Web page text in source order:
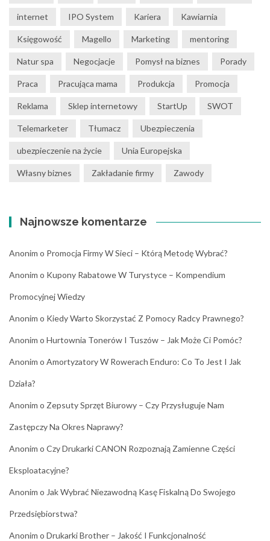
internet IPO System Kariera Kawiarnia
Księgowość Magello Marketing mentoring
Natur spa Negocjacje Pomysł na biznes Porady
Praca Pracująca mama Produkcja Promocja
Reklama Sklep internetowy StartUp SWOT
Telemarketer Tłumacz Ubezpieczenia
ubezpieczenie na życie Unia Europejska
Własny biznes Zakładanie firmy Zawody
Najnowsze komentarze
Anonim o Promocja Firmy W Sieci – Którą Metodę Wybrać?
Anonim o Kupony Rabatowe W Turystyce – Kompendium
Promocyjnej Wiedzy
Anonim o Kiedy Warto Skorzystać Z Pomocy Radcy Prawnego?
Anonim o Hurtownia Tonerów I Tuszów – Jak Może Ci Pomóc?
Anonim o Amortyzatory W Rowerach Enduro: Co To Jest I Jak
Działa?
Anonim o Zepsuty Sprzęt Biurowy – Czy Przysługuje Nam
Zastępczy Na Okres Naprawy?
Anonim o Czy Drukarki CANON Rozpoznają Zamienne Części
Eksploatacyjne?
Anonim o Jak Wybrać Niezawodną Kasę Fiskalną Do Swojego
Przedsiębiorstwa?
Anonim o Drukarki Brother – Jakość I Funkcjonalność